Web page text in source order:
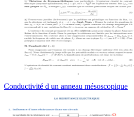
Conductivité d un anneau mésoscopique